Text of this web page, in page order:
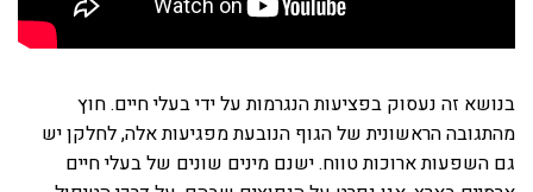
בנושא זה נעסוק בפציעות הנגרמות על ידי בעלי חיים. חוץ
מהתגובה הראשונית של הגוף הנובעת מפגיעות אלה, לחלקן יש
גם השפעות ארוכות טווח. ישנם מינים שונים של בעלי חיים